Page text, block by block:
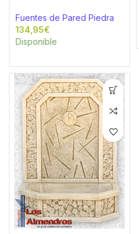
Fuentes de Pared Piedra
€
Disponible